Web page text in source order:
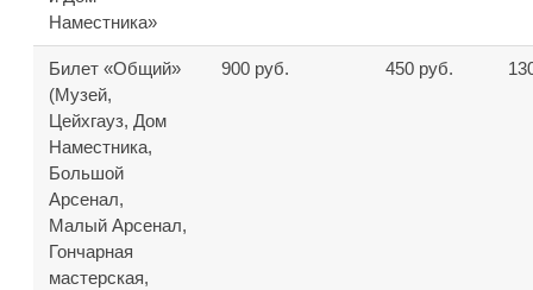
Наместника»
Билет «Общий»
(Музей,
Цейхгауз, Дом
Наместника,
Большой
Арсенал,
Малый Арсенал,
Гончарная
мастерская,
900 руб. 450 руб.